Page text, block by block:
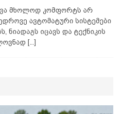
მხოლოდ კომფორტს არ
ავტომატური სისტემები
ნიადაგს იცავს და ტექნიკის
[...]